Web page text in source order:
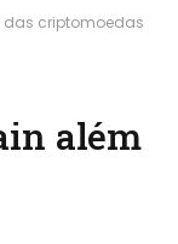
das criptomoedas
além